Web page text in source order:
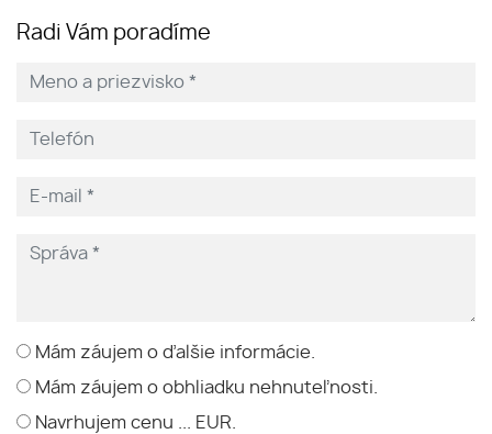
Radi Vám poradíme
Mám záujem o ďalšie informácie.
Mám záujem o obhliadku nehnuteľnosti.
Navrhujem cenu ... EUR.